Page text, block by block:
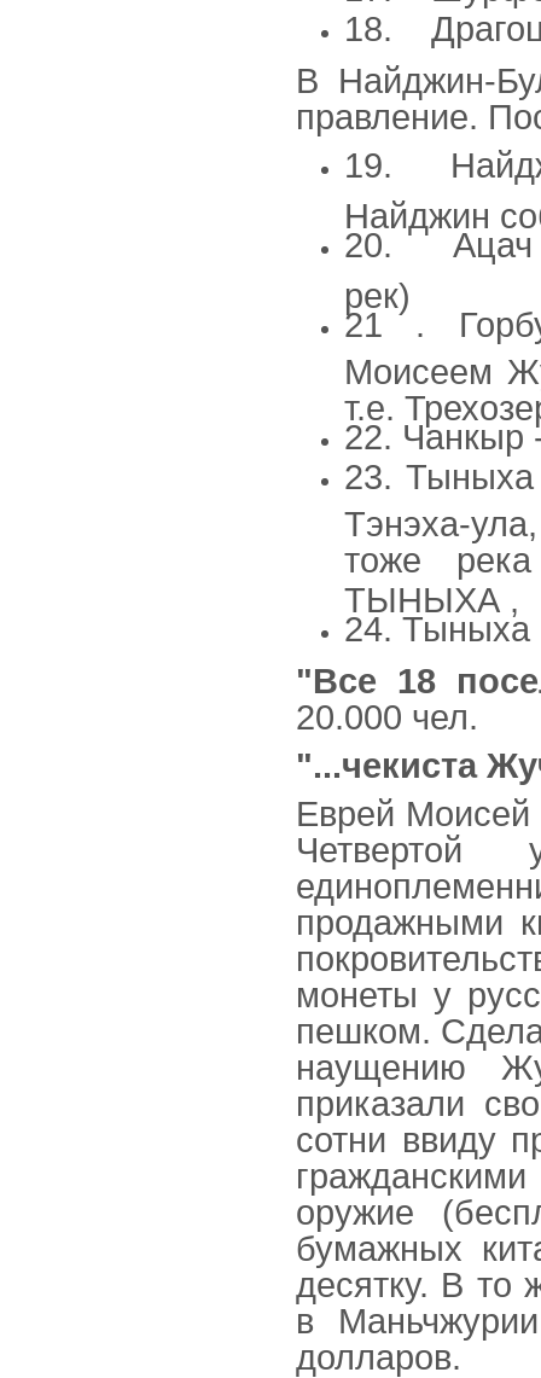
18.
В Найджин-
правление.
19.
Найджин
20. Ацач
рек)
21 .
Моисеем
т.е.
22. Чанкыр
23. Тыныха
Тэнэха-
тоже река
ТЫНЫХА ,
24. Тыныха
"Все 18
20.000 чел.
"...чекиста
Еврей Моисей
продажными
монеты у
пешком.
наущению
приказали
сотни ввиду
оружие
бумажных
десятку. В то
в
долларов.